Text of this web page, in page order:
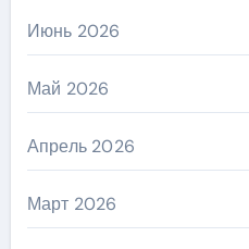
Июнь 2026
Май 2026
Апрель 2026
Март 2026